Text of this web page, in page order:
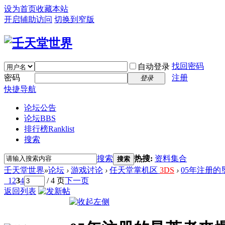
设为首页收藏本站
开启辅助访问 切换到窄版
自动登录 找回密码
密码
登录
注册
快捷导航
论坛公告
论坛BBS
排行榜Ranklist
搜索
搜索 搜索 热搜: 资料集合
壬天堂世界»论坛 › 游戏讨论 › 任天堂掌机区 3DS › 05年注册的
1 234 / 4 页下一页
返回列表